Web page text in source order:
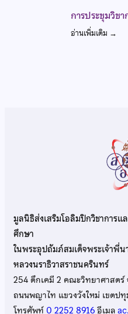
การประชุมวิช
อ่านเพิ่มเติม →
มูลนิธิส่งเสริมโอลิมปิกวิชาการ
ศึกษา
ในพระอุปถัมภ์สมเด็จพระเจ้าพี่
หลวงนราธิวาสราชนครินทร์
254 ตึกเคมี 2 คณะวิทยาศาสต
ถนนพญาไท แขวงวังใหม่ เขตป
โทรศัพท์ 0 2252 8916อีเมล